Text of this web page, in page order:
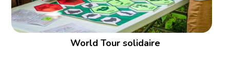
World Tour solidaire